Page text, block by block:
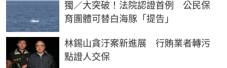
獨／大突破！法院認證首例 公民保
育團體可替白海豚「提告」
林錫山貪汙案新進展 行賄業者轉污
點證人交保